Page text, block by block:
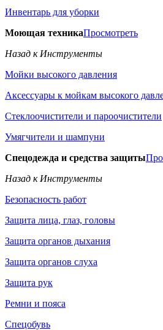
Инвентарь для уборки
Моющая техникаПросмотреть
Назад к Инструменты
Мойки высокого давления
Аксессуары к мойкам высокого
Стеклоочистители и пароочистители
Умягчители и шампуни
Спецодежда и средства защиты
Назад к Инструменты
Безопасность работ
Защита лица, глаз, головы
Защита органов дыхания
Защита органов слуха
Защита рук
Ремни и пояса
Спецобувь